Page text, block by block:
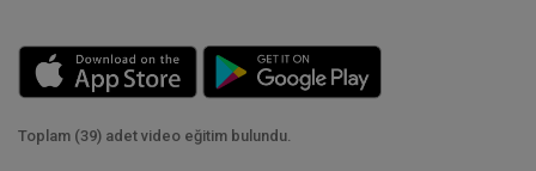
Toplam (39) adet video eğitim bulundu.